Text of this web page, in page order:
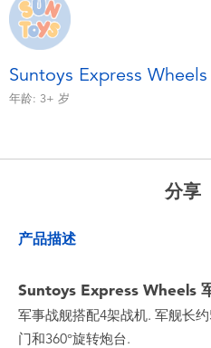
模仿，化妆及造型系列
毛绒公仔玩具
玩具促销
Suntoys Express
年龄: 3+ 岁
分享
产品描述
Suntoys Express Wheels
军事战舰搭配4架战机. 军舰长
门和360°旋转炮台.